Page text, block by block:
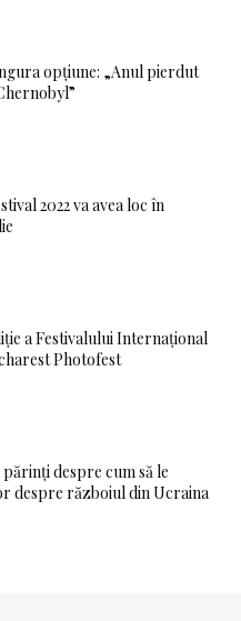
opţiune: „Anul pierdut
2022 va avea loc în
a Festivalului Internațional
Photofest
despre cum să le
despre războiul din Ucraina